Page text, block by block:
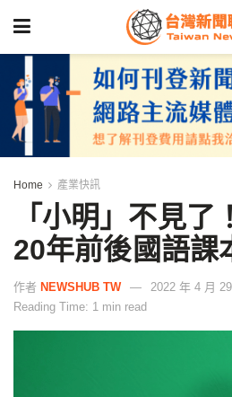
Home 產業快訊
「小明」不見了
20年前後國語課
作者 NEWSHUB TW
2022 年 4 月
Reading Time: 1 min read